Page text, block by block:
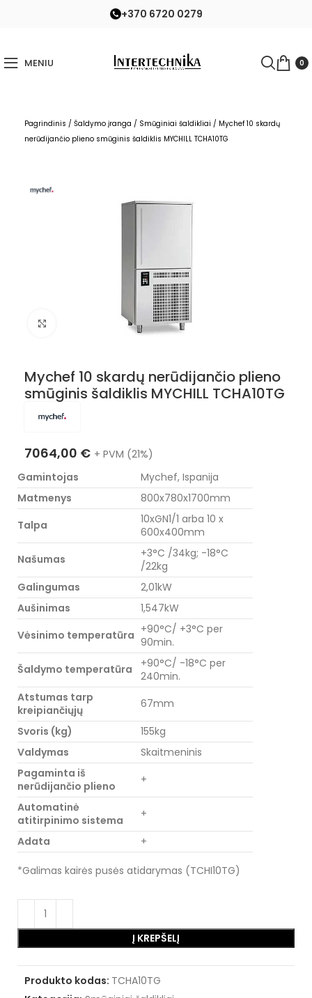
+370 6720 0279
MENIU 0
Pagrindinis / Šaldymo įranga / Smūginiai šaldikliai / Mychef 10 skardų
nerūdijančio plieno smūginis šaldiklis MYCHILL TCHA10TG
Nuotraukos padidinimas
Mychef 10 skardų nerūdijančio plieno
smūginis šaldiklis MYCHILL TCHA10TG
7064,00 € + PVM (21%)
Gamintojas
Mychef, Ispanija
Matmenys
800x780x1700mm
Talpa
10xGN1/1 arba 10 x
600x400mm
Našumas
+3°C /34kg; -18°C
/22kg
Galingumas
2,01kW
Aušinimas
1,547kW
Vėsinimo temperatūra +90°C/ +3°C per
90min.
Šaldymo temperatūra
+90°C/ -18°C per
240min.
Atstumas tarp
kreipiančiųjų
67mm
Svoris (kg)
155kg
Valdymas
Skaitmeninis
Pagaminta iš
nerūdijančio plieno
+
Automatinė
atitirpinimo sistema
+
Adata
+
*Galimas kairės pusės atidarymas (TCHI10TG)
Į KREPŠELĮ
Produkto kodas: TCHA10TG